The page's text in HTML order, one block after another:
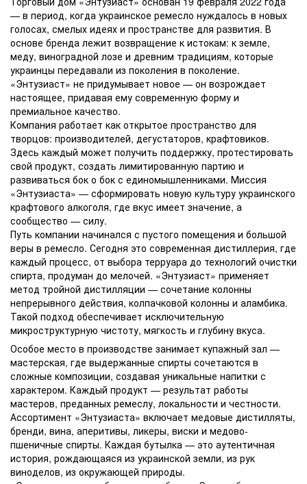
— в период, когда украинское ремесло нуждалось в новых
голосах, смелых идеях и пространстве для развития. В
основе бренда лежит возвращение к истокам: к земле,
меду, виноградной лозе и древним традициям, которые
украинцы передавали из поколения в поколение.
«Энтузиаст» не придумывает новое — он возрождает
настоящее, придавая ему современную форму и
премиальное качество.
Компания работает как открытое пространство для
творцов: производителей, дегустаторов, крафтовиков.
Здесь каждый может получить поддержку, протестировать
свой продукт, создать лимитированную партию и
развиваться бок о бок с единомышленниками. Миссия
«Энтузиаста» — сформировать новую культуру украинского
крафтового алкоголя, где вкус имеет значение, а
сообщество — силу.
Путь компании начинался с пустого помещения и большой
веры в ремесло. Сегодня это современная дистиллерия, где
каждый процесс, от выбора терруара до технологий очистки
спирта, продуман до мелочей. «Энтузиаст» применяет
метод тройной дистилляции — сочетание колонны
непрерывного действия, колпачковой колонны и аламбика.
Такой подход обеспечивает исключительную
микроструктурную чистоту, мягкость и глубину вкуса.
Особое место в производстве занимает купажный зал —
мастерская, где выдержанные спирты сочетаются в
сложные композиции, создавая уникальные напитки с
характером. Каждый продукт — результат работы
мастеров, преданных ремеслу, локальности и честности.
Ассортимент «Энтузиаста» включает медовые дистилляты,
бренди, вина, аперитивы, ликеры, виски и медово-
пшеничные спирты. Каждая бутылка — это аутентичная
история, рождающаяся из украинской земли, из рук
виноделов, из окружающей природы.